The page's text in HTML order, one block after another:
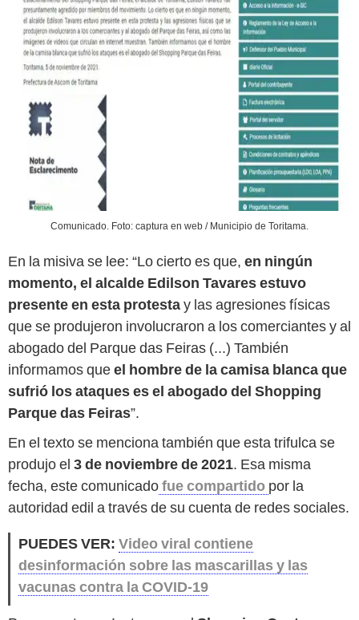
Comunicado. Foto: captura en web / Municipio de Toritama.
En la misiva se lee: “Lo cierto es que, en ningún
momento, el alcalde Edilson Tavares estuvo
presente en esta protestay las agresiones físicas
que se produjeron involucraron a los comerciantes y al
abogado del Parque das Feiras (...) También
informamos queel hombre de la camisa blanca que
sufrió los ataques es el abogado del Shopping
Parque das Feiras”.
En el texto se menciona también que esta trifulca se
produjo el 3 de noviembre de 2021. Esa misma
fecha, este comunicadofue compartido por la
autoridad edil a través de su cuenta de redes sociales.
PUEDES VER: Video viral contiene
desinformación sobre las mascarillas y las
vacunas contra la COVID-19